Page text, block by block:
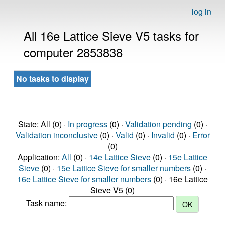
log in
All 16e Lattice Sieve V5 tasks for
computer 2853838
No tasks to display
State: All (0) · In progress(0) · Validation pending (0) ·
Validation inconclusive(0) · Valid (0) · Invalid (0) · Error
(0)
Application: All (0) · 14e Lattice Sieve (0) · 15e Lattice
Sieve (0) · 15e Lattice Sieve for smaller numbers (0) ·
16e Lattice Sieve for smaller numbers (0) · 16e Lattice
Sieve V5 (0)
Task name: